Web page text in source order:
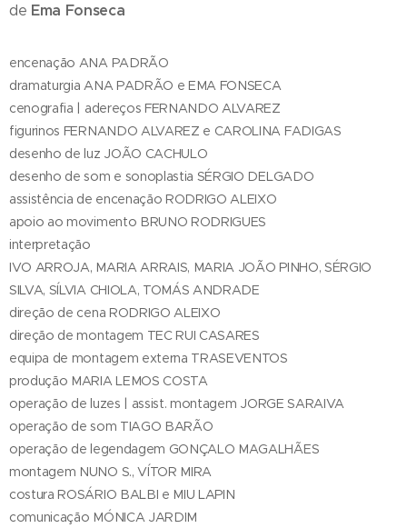
de Ema Fonseca
encenação ANA PADRÃO
dramaturgia ANA PADRÃO e EMA FONSECA
cenografia | adereços FERNANDO ALVAREZ
figurinos FERNANDO ALVAREZ e CAROLINA FADIGAS
desenho de luz JOÃO CACHULO
desenho de som e sonoplastia SÉRGIO DELGADO
assistência de encenação RODRIGO ALEIXO
apoio ao movimento BRUNO RODRIGUES
interpretação
IVO ARROJA, MARIA ARRAIS, MARIA JOÃO PINHO, SÉRGIO
SILVA, SÍLVIA CHIOLA, TOMÁS ANDRADE
direção de cena RODRIGO ALEIXO
direção de montagem TEC RUI CASARES
equipa de montagem externa TRASEVENTOS
produção MARIA LEMOS COSTA
operação de luzes | assist. montagem JORGE SARAIVA
operação de som TIAGO BARÃO
operação de legendagem GONÇALO MAGALHÃES
montagem NUNO S., VÍTOR MIRA
costura ROSÁRIO BALBI e MIU LAPIN
comunicação MÓNICA JARDIM